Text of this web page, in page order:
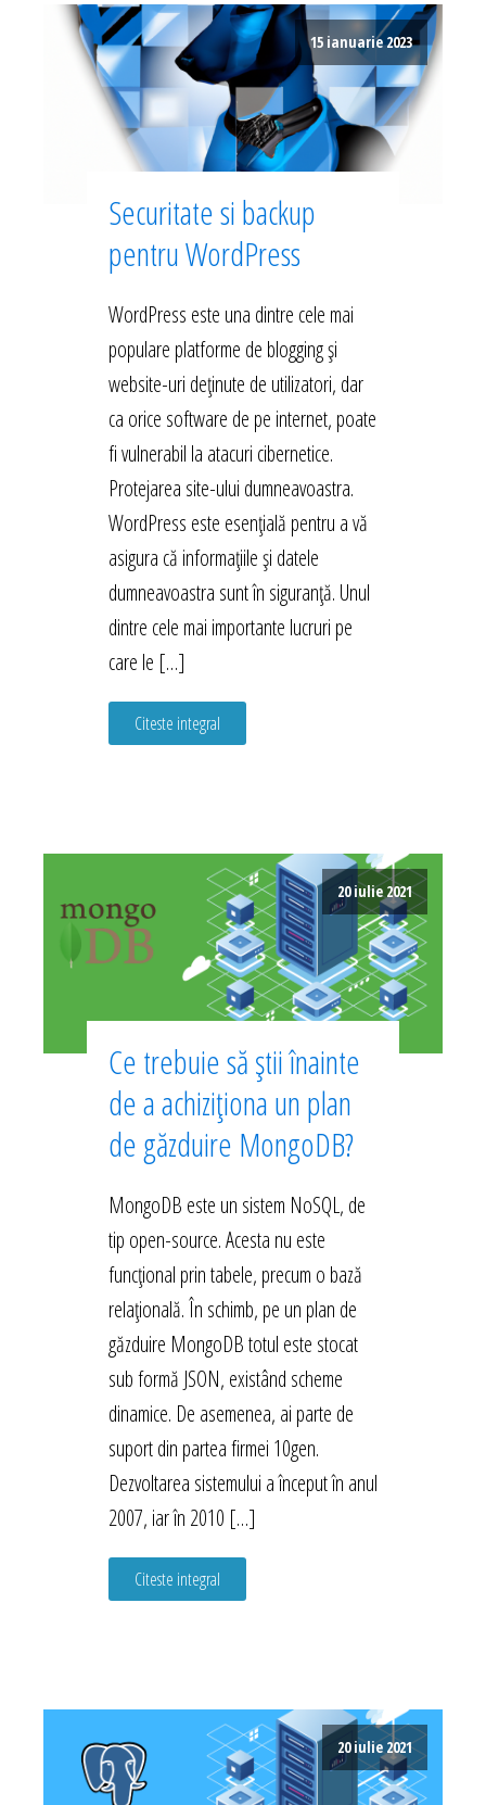
15 ianuarie 2023
Securitate si backup
pentru WordPress
WordPress este una dintre cele mai
populare platforme de blogging și
website-uri deținute de utilizatori, dar
ca orice software de pe internet, poate
fi vulnerabil la atacuri cibernetice.
Protejarea site-ului dumneavoastra.
WordPress este esențială pentru a vă
asigura că informațiile și datele
dumneavoastra sunt în siguranță. Unul
dintre cele mai importante lucruri pe
care le […]
Citeste integral
20 iulie 2021
Ce trebuie să știi înainte
de a achiziționa un plan
de găzduire MongoDB?
MongoDB este un sistem NoSQL, de
tip open-source. Acesta nu este
funcțional prin tabele, precum o bază
relațională. În schimb, pe un plan de
găzduire MongoDB totul este stocat
sub formă JSON, existând scheme
dinamice. De asemenea, ai parte de
suport din partea firmei 10gen.
Dezvoltarea sistemului a început în anul
2007, iar în 2010 […]
Citeste integral
20 iulie 2021